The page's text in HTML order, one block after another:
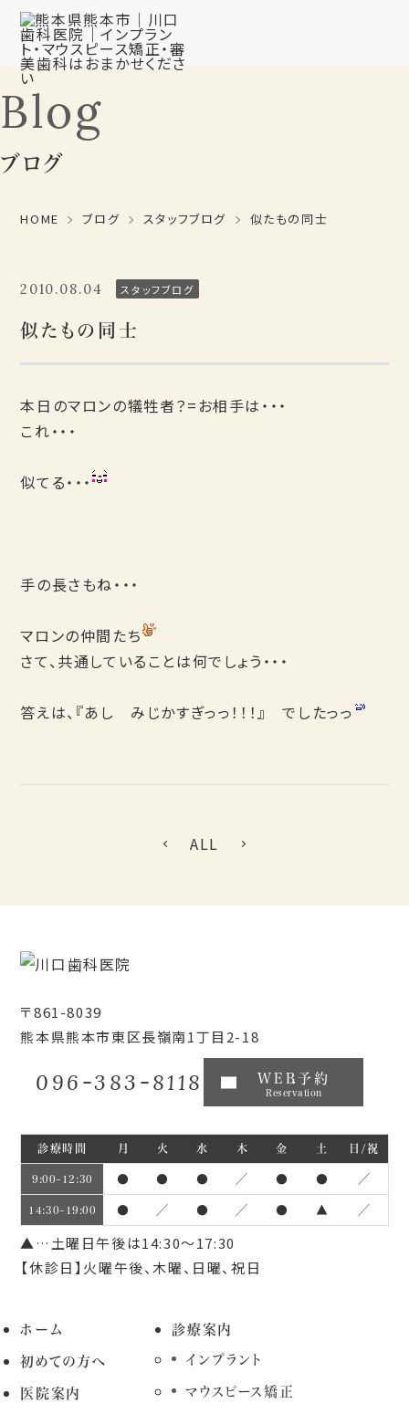
Blog
ブログ
HOME ブログ スタッフブログ 似たもの同士
2010.08.04 スタッフブログ
似たもの同士
本日のマロンの犠牲者？=お相手は・・・
これ・・・
似てる・・・
手の長さもね・・・
マロンの仲間たち
さて、共通していることは何でしょう・・・
答えは、『あし みじかすぎっっ！！！』 でしたっっ
ALL
〒861-8039
熊本県熊本市東区長嶺南1丁目2-18
096-383-8118 WEB予約
Reservation
診療時間 月 火 水 木 金 土 日/祝
9:00~12:30 ● ● ● ／ ● ● ／
14:30~19:00 ● ／ ● ／ ● ▲ ／
▲…土曜日午後は14:30～17:30
【休診日】火曜午後、木曜、日曜、祝日
ホーム
初めての方へ
医院案内
診療案内
インプラント
マウスピース矯正